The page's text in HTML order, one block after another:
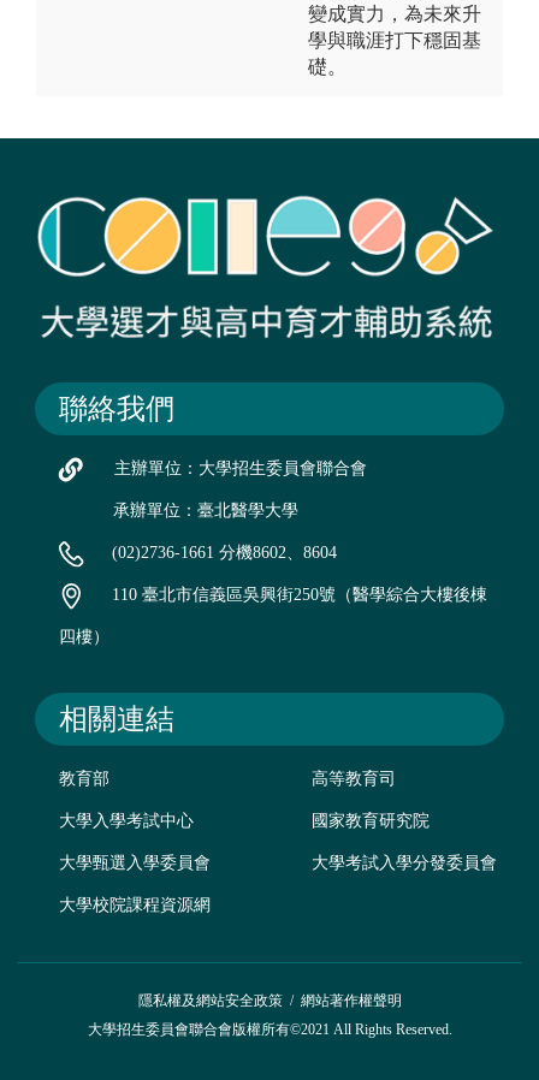
變成實力，為未來升
學與職涯打下穩固基
礎。
聯絡我們
主辦單位：大學招生委員會聯合會
承辦單位：臺北醫學大學
(02)2736-1661 分機8602、8604
110 臺北市信義區吳興街250號（醫學綜合大樓後棟
四樓）
相關連結
教育部 高等教育司
大學入學考試中心 國家教育研究院
大學甄選入學委員會 大學考試入學分發委員會
大學校院課程資源網
隱私權及網站安全政策/ 網站著作權聲明
大學招生委員會聯合會版權所有©2021 All Rights Reserved.